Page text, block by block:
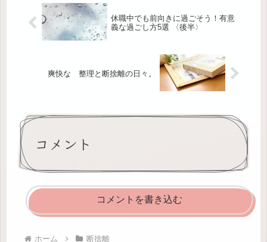
休職中でも前向きに過ごそう！有意
義な過ごし方5選 〈後半〉
爽快な 整理と断捨離の日々。
コメント
コメントを書き込む
ホーム 断捨離